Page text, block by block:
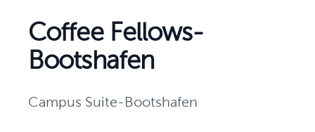
Coffee Fellows-
Bootshafen
Campus Suite-Bootshafen